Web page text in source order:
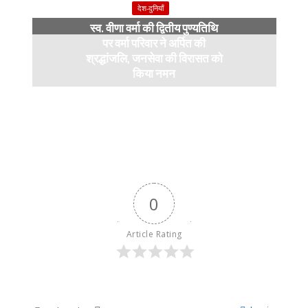
देश-दुनियाँ
स्व. वीणा वर्मा की द्वितीय पुण्यतिथि
पर वर्मा परिवार ने अर्पित की
श्रद्धांजलि, जनसेवा की विरासत को
किया नमन
0
Article Rating